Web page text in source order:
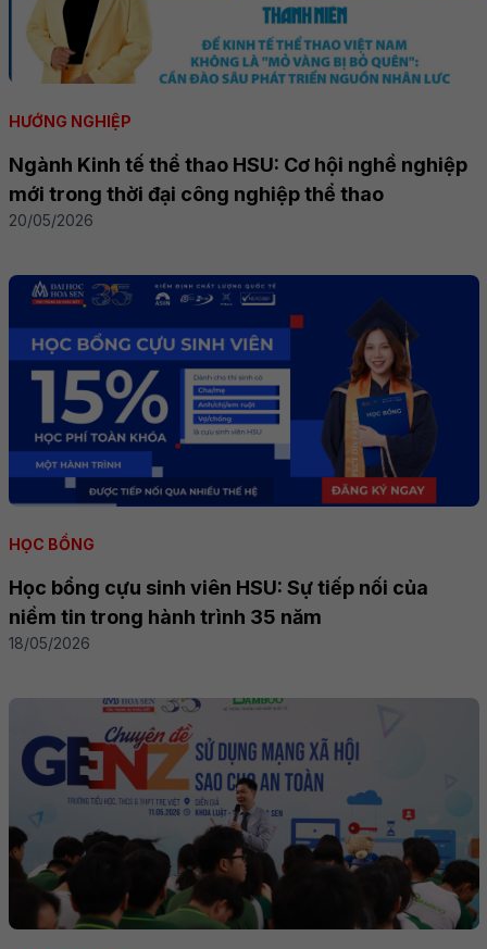
HƯỚNG NGHIỆP
Ngành Kinh tế thể thao HSU: Cơ hội nghề nghiệp
mới trong thời đại công nghiệp thể thao
20/05/2026
HỌC BỔNG
Học bổng cựu sinh viên HSU: Sự tiếp nối của
niềm tin trong hành trình 35 năm
18/05/2026